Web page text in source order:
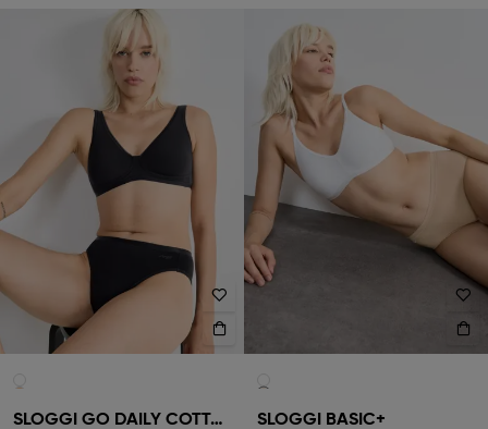
SLOGGI GO DAILY COTTON
SLOGGI BASIC+